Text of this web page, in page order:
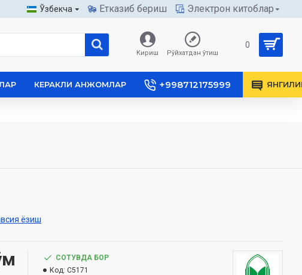
Ўзбекча Етказиб бериш Электрон китоблар
Кириш Рўйхатдан ўтиш
0
КЕРАКЛИ АНЖОМЛАР +998712175999
ёзиш
СОТУВДА БОР
Код: C5171